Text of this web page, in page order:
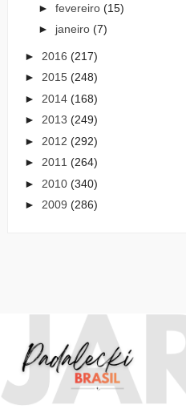
► fevereiro (15)
► janeiro (7)
► 2016 (217)
► 2015 (248)
► 2014 (168)
► 2013 (249)
► 2012 (292)
► 2011 (264)
► 2010 (340)
► 2009 (286)